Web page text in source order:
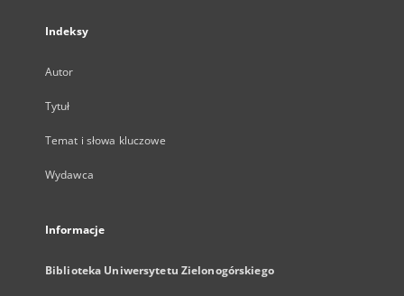
Indeksy
Autor
Tytuł
Temat i słowa kluczowe
Wydawca
Informacje
Biblioteka Uniwersytetu Zielonogórskiego